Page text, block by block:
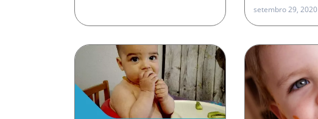
setembro 29, 2020